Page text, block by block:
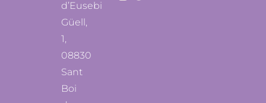
d’Eusebi
Güell,
1,
08830
Sant
Boi